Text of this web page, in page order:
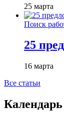
25 марта
Поиск
25
16 марта
Все статьи